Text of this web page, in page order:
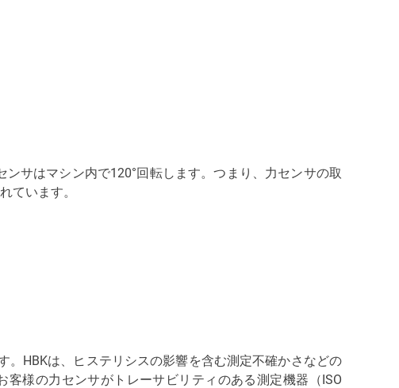
サはマシン内で120°回転します。つまり、力センサの取
ています。
。HBKは、ヒステリシスの影響を含む測定不確かさなどの
様の力センサがトレーサビリティのある測定機器（ISO